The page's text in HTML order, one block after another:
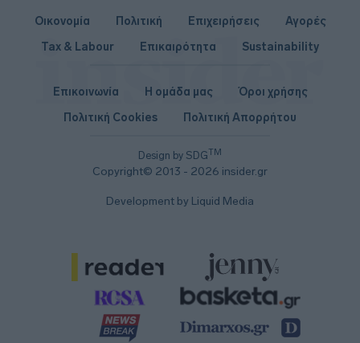
Οικονομία Πολιτική Επιχειρήσεις
Αγορές
Tax & Labour
Επικαιρότητα Sustainability
Design by SDGTM
Copyright© 2013 - 2026 insider.gr
Επικοινωνία Η ομάδα μας
Όροι χρήσης
Πολιτική Cookies
Πολιτική Απορρήτου
Development by Liquid Media